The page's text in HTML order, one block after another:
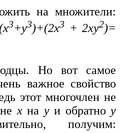
на множители:
3+y3)+(2x3 + 2xy2)=
Но вот самое
важное свойство
этот многочлен не
хна уи обратно у
получим: